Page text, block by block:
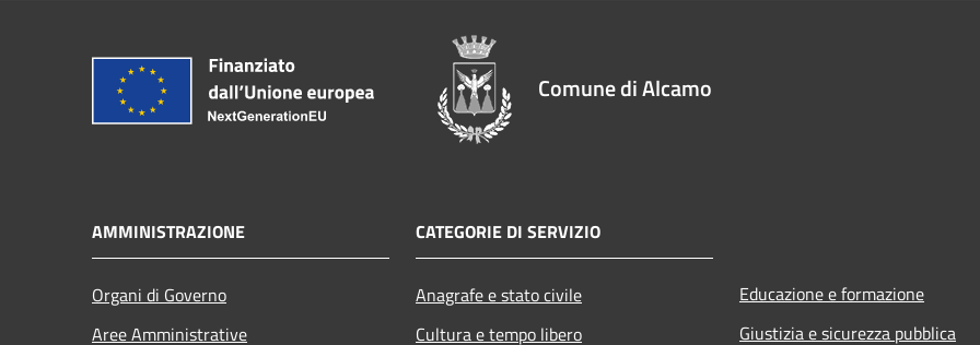
Comune di Alcamo
AMMINISTRAZIONE
Organi di Governo
Aree Amministrative
CATEGORIE DI SERVIZIO
Anagrafe e stato civile
Cultura e tempo libero
Educazione e formazione
Giustizia e sicurezza pubblica